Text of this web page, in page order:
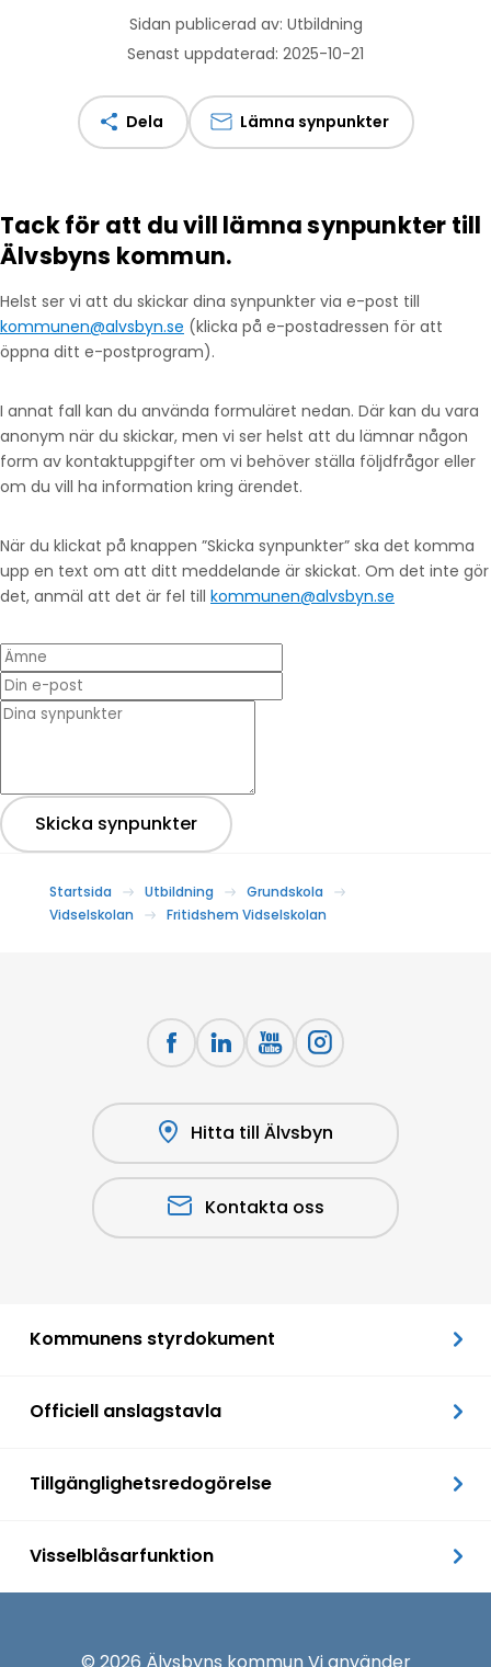
Sidan publicerad av: Utbildning
Senast uppdaterad: 2025-10-21
Dela Lämna synpunkter
Tack för att du vill lämna synpunkter till
Älvsbyns kommun.
Helst ser vi att du skickar dina synpunkter via e-post till
kommunen@alvsbyn.se (klicka på e-postadressen för att
öppna ditt e-postprogram).
I annat fall kan du använda formuläret nedan. Där kan du vara
anonym när du skickar, men vi ser helst att du lämnar någon
form av kontaktuppgifter om vi behöver ställa följdfrågor eller
om du vill ha information kring ärendet.
När du klickat på knappen ”Skicka synpunkter” ska det komma
upp en text om att ditt meddelande är skickat. Om det inte gör
det, anmäl att det är fel till kommunen@alvsbyn.se
Ämne
Din e-post
* Dina synpunkter
Skicka synpunkter
Startsida Utbildning
Grundskola
Vidselskolan
Fritidshem Vidselskolan
Hitta till Älvsbyn
Kontakta oss
Kommunens styrdokument
Officiell anslagstavla
Tillgänglighetsredogörelse
Visselblåsarfunktion
© 2026 Älvsbyns kommun Vi använder